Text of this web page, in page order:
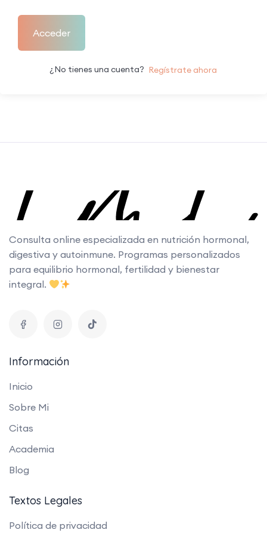
Acceder
¿No tienes una cuenta? Regístrate ahora
Consulta online especializada en nutrición hormonal,
digestiva y autoinmune. Programas personalizados
para equilibrio hormonal, fertilidad y bienestar
integral.
Información
Inicio
Sobre Mi
Citas
Academia
Blog
Textos Legales
Política de privacidad